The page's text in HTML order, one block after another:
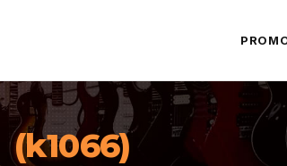
(k1066)